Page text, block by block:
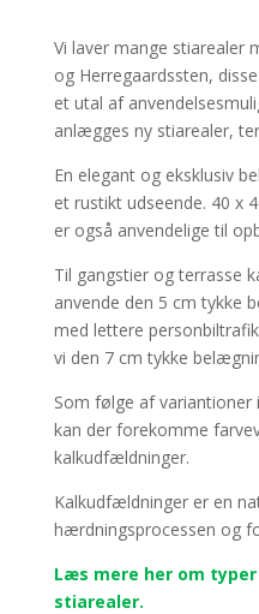
Vi laver mange stiarealer
og Herregaardssten,
et utal af
anlægges ny stiarealer,
En elegant og eksklusiv
et rustikt udseende. 40 x
er også anvendelige til
Til gangstier og terrasse
anvende den 5 cm tykke
med lettere
vi den 7 cm tykke
Som følge af
kan der forekomme
kalkudfældninger.
Kalkudfældninger er en
hærdningsprocessen og
Læs mere her om
stiarealer.